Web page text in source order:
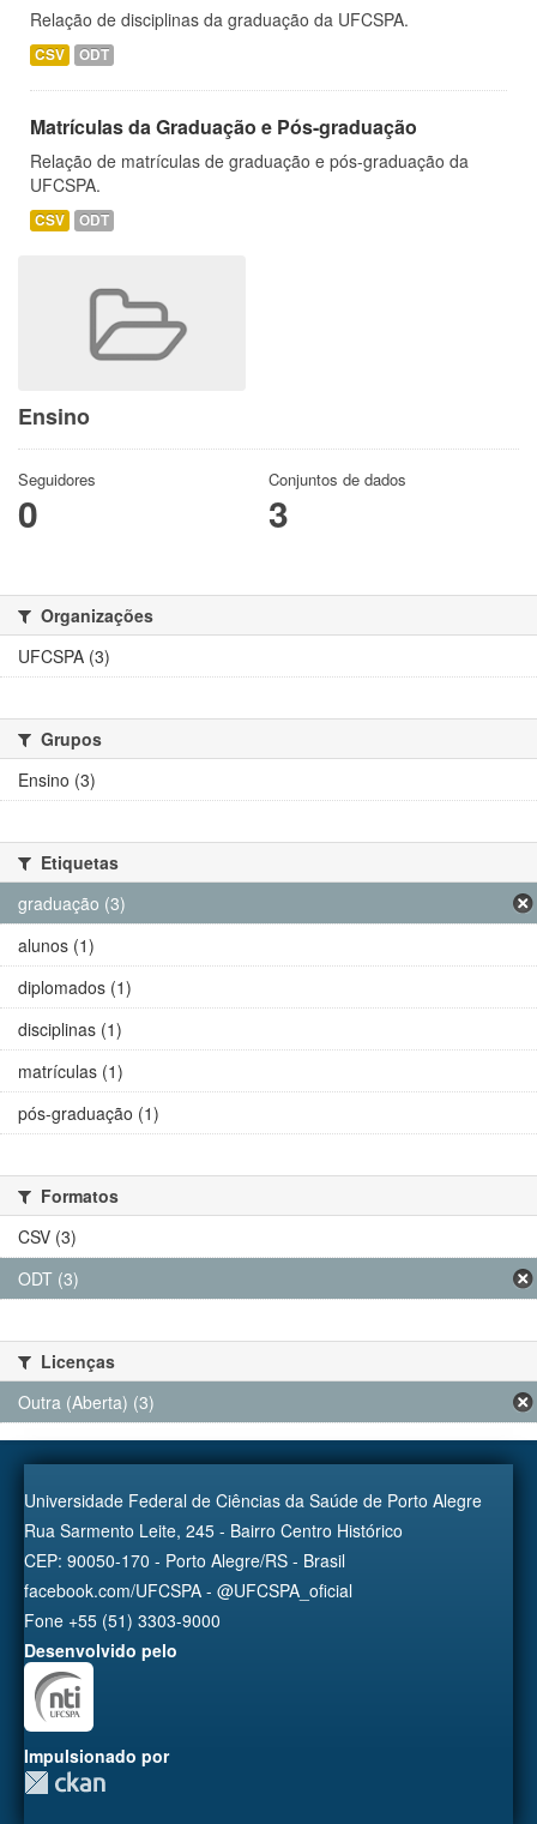
Relação de disciplinas da graduação da UFCSPA.
CSV ODT
Matrículas da Graduação e Pós-graduação
Relação de matrículas de graduação e pós-graduação da
UFCSPA.
CSV ODT
Ensino
Seguidores
0
Conjuntos de dados
3
Organizações
UFCSPA (3)
Grupos
Ensino (3)
Etiquetas
graduação (3)
alunos (1)
diplomados (1)
disciplinas (1)
matrículas (1)
pós-graduação (1)
Formatos
CSV (3)
ODT (3)
Licenças
Outra (Aberta) (3)
Universidade Federal de Ciências da Saúde de Porto Alegre
Rua Sarmento Leite, 245 - Bairro Centro Histórico
CEP: 90050-170 - Porto Alegre/RS - Brasil
facebook.com/UFCSPA - @UFCSPA_oficial
Fone +55 (51) 3303-9000
Desenvolvido pelo
Impulsionado por